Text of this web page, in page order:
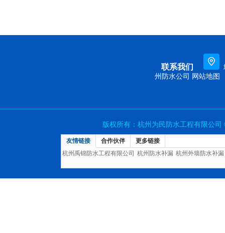
联系我们
州防水公司 网站地图
版权所有：杭州为民防水工程有限公
友情链接 合作伙伴
更多链接
杭州禹锦防水工程有限公司 杭州防水补漏 杭州外墙防水补漏